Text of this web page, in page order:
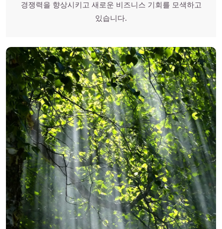
경쟁력을 향상시키고 새로운 비즈니스 기회를 모색하고
있습니다.